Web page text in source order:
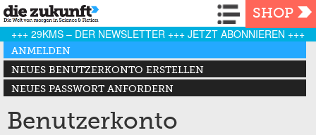
Navigation
SHOP
+++ 29KMS – DER NEWSLETTER +++ JETZT ABONNIEREN +++
Haupt-Reiter
ANMELDEN
(AKTIVER REITER)
NEUES BENUTZERKONTO ERSTELLEN
NEUES PASSWORT ANFORDERN
Benutzerkonto